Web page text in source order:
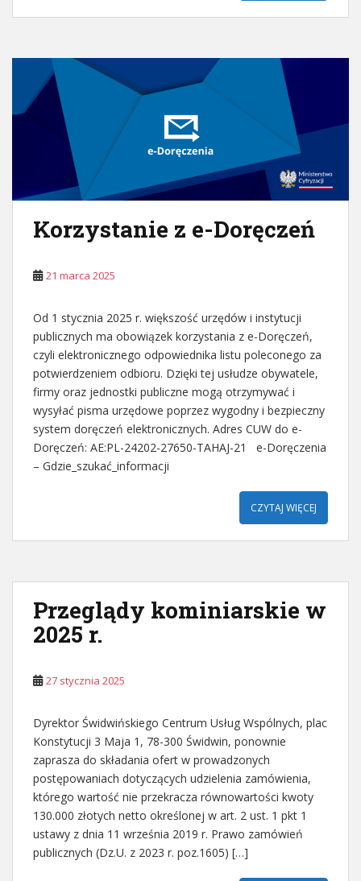
Korzystanie z e-Doręczeń
21 marca 2025
Od 1 stycznia 2025 r. większość urzędów i instytucji
publicznych ma obowiązek korzystania z e-Doręczeń,
czyli elektronicznego odpowiednika listu poleconego za
potwierdzeniem odbioru. Dzięki tej usłudze obywatele,
firmy oraz jednostki publiczne mogą otrzymywać i
wysyłać pisma urzędowe poprzez wygodny i bezpieczny
system doręczeń elektronicznych. Adres CUW do e-
Doręczeń: AE:PL-24202-27650-TAHAJ-21 e-Doręczenia
– Gdzie_szukać_informacji
CZYTAJ WIĘCEJ
Przeglądy kominiarskie w
2025 r.
27 stycznia 2025
Dyrektor Świdwińskiego Centrum Usług Wspólnych, plac
Konstytucji 3 Maja 1, 78-300 Świdwin, ponownie
zaprasza do składania ofert w prowadzonych
postępowaniach dotyczących udzielenia zamówienia,
którego wartość nie przekracza równowartości kwoty
130.000 złotych netto określonej w art. 2 ust. 1 pkt 1
ustawy z dnia 11 września 2019 r. Prawo zamówień
publicznych (Dz.U. z 2023 r. poz.1605) […]